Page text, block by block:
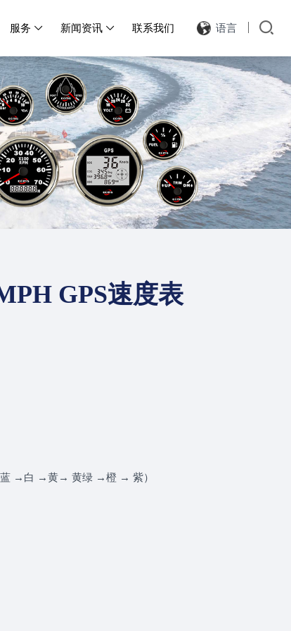
服务  新闻资讯  联系我们 语言
GPS速度表
蓝 →白 →黄→ 黄绿 →橙 → 紫）